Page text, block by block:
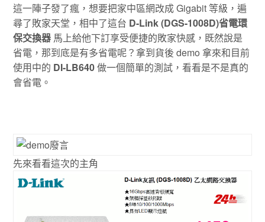
這一陣子發了瘋，想要把家中區網改成 Gigabit 等級，遍
尋了敗家天堂，相中了這台 D-Link (DGS-1008D)省電環
保交換器 馬上給他下訂享受便捷的敗家快感，既然說是
省電，那到底是有多省電呢？拿到貨後 demo 拿來和目前
使用中的 DI-LB640做一個簡單的測試，看看是不是真的
會省電。
先來看看這次的主角